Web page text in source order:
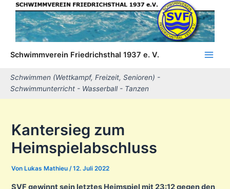
Inhalt
springen
Schwimmverein Friedrichsthal 1937 e. V.
Schwimmen (Wettkampf, Freizeit, Senioren) -
Schwimmunterricht - Wasserball - Tanzen
Kantersieg zum
Heimspielabschluss
Von Lukas Mathieu/12. Juli 2022
SVF gewinnt sein letztes Heimspiel mit 23:12 gegen den